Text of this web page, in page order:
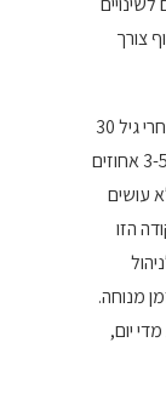
צורך
מסת השריר היא פרק נפרד ומשמעותי. מאחרי גיל 30
אנחנו מאבדות שריר בקצב הדרגתי של כ-3-5 אחוזים
לא עושים
הזו
מנוחה.
יום,